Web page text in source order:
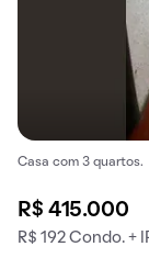
Casa com 3 quartos.
R$ 415.000
R$ 192 Condo. +